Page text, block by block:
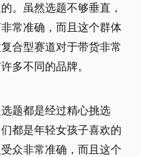
。虽然选题不够垂直，
常准确，而且这个群体
合型赛道对于带货非常
多不同的品牌。
题都是经过精心挑选
都是年轻女孩子喜欢的
众非常准确，而且这个